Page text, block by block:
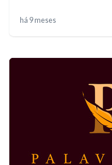
há 9 meses